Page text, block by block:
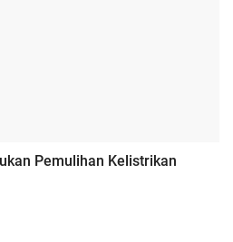
Pemulihan Kelistrikan